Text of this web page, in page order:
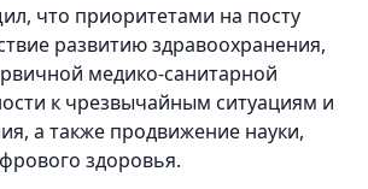
что приоритетами на посту
развитию здравоохранения,
медико-санитарной
к чрезвычайным ситуациям и
а также продвижение науки,
здоровья.